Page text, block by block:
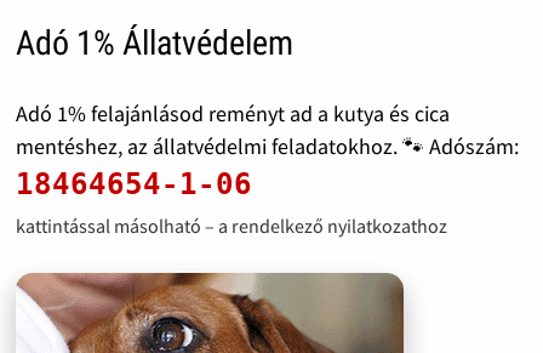
Adó 1% Állatvédelem
Adó 1% felajánlásod reményt ad a kutya és cica
mentéshez, az állatvédelmi feladatokhoz. 🐾 Adószám:
18464654-1-06
kattintással másolható – a rendelkező nyilatkozathoz